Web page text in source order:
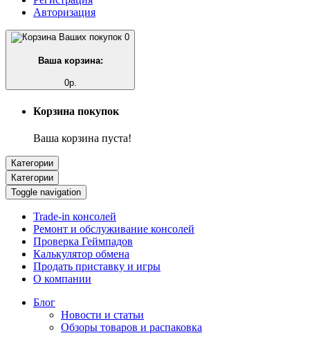
Авторизация
0
Ваша корзина:
0р.
Корзина покупок
Ваша корзина пуста!
Категории
Категории
Toggle navigation
Trade-in консолей
Ремонт и обслуживание консолей
Проверка Геймпадов
Калькулятор обмена
Продать приставку и игры
О компании
Блог
Новости и статьи
Обзоры товаров и распаковка